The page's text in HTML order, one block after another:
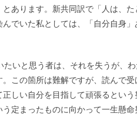
あります。新共同訳で「人は、
でいた私としては、「自分自身
いと思う者は、それを失うが、
この箇所は難解ですが、読んで
しい自分を目指して頑張るとい
定まったものに向かって一生懸